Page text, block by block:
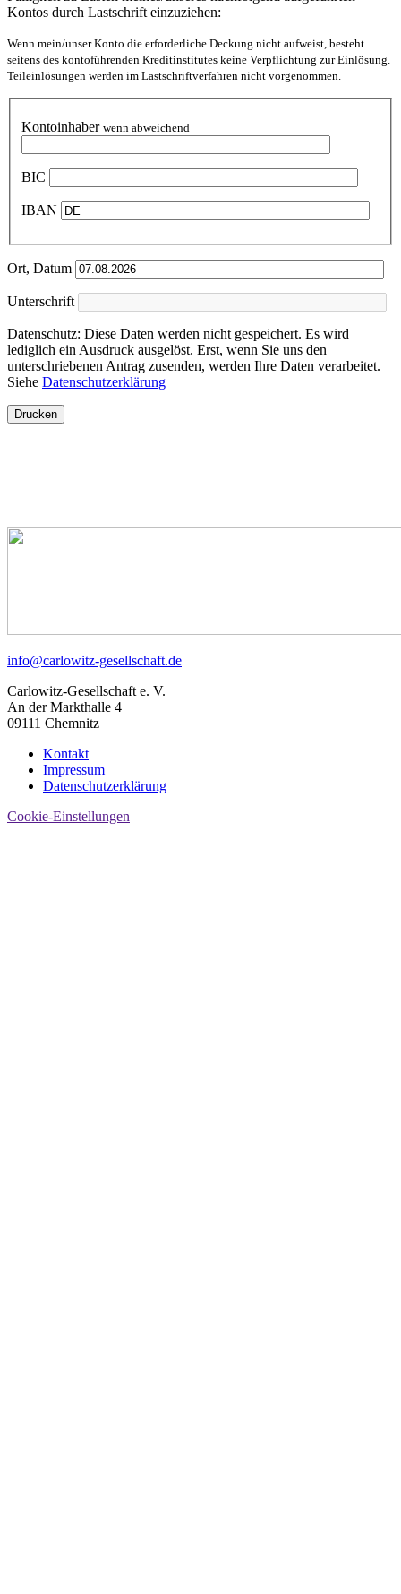
Kontos durch Lastschrift einzuziehen:
Wenn mein/unser Konto die erforderliche Deckung nicht aufweist, besteht
seitens des kontoführenden Kreditinstitutes keine Verpflichtung zur Einlösung.
Teileinlösungen werden im Lastschriftverfahren nicht vorgenommen.
Kontoinhaber wenn abweichend
BIC
IBAN
Ort, Datum
Unterschrift
Datenschutz: Diese Daten werden nicht gespeichert. Es wird
lediglich ein Ausdruck ausgelöst. Erst, wenn Sie uns den
unterschriebenen Antrag zusenden, werden Ihre Daten verarbeitet.
Siehe Datenschutzerklärung
Drucken
info@carlowitz-gesellschaft.de
Carlowitz-Gesellschaft e. V.
An der Markthalle 4
09111 Chemnitz
Kontakt
Impressum
Datenschutzerklärung
Cookie-Einstellungen